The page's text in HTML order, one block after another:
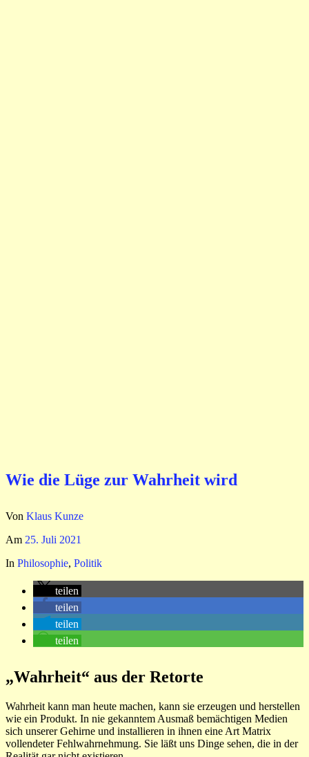
Wie die Lüge zur Wahrheit wird
Von Klaus Kunze
Am 25. Juli 2021
In Philosophie, Politik
teilen
teilen
teilen
teilen
„Wahrheit“ aus der Retorte
Wahrheit kann man heute machen, kann sie erzeugen und herstellen
wie ein Produkt. In nie gekanntem Ausmaß bemächtigen Medien
sich unserer Gehirne und installieren in ihnen eine Art Matrix
vollendeter Fehlwahrnehmung. Sie läßt uns Dinge sehen, die in der